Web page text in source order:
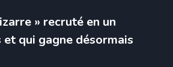
» recruté en un
et qui gagne désormais